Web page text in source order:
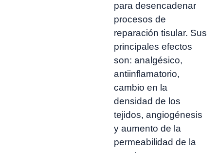
para desencadenar
procesos de
reparación tisular. Sus
principales efectos
son: analgésico,
antiinflamatorio,
cambio en la
densidad de los
tejidos, angiogénesis
y aumento de la
permeabilidad de la